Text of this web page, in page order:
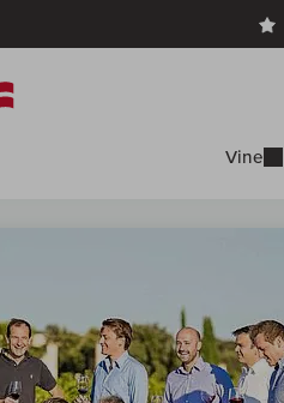
Vine